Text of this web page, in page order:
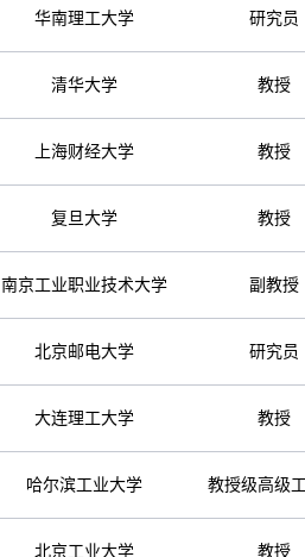
华南理工大学 研究员
清华大学 教授
上海财经大学 教授
复旦大学 教授
南京工业职业技术大学 副教授
北京邮电大学 研究员
大连理工大学 教授
哈尔滨工业大学 教授级高级
北京工业大学 教授